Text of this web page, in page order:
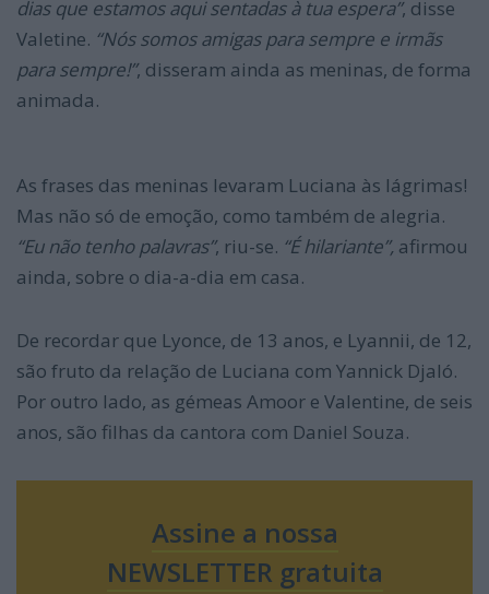
dias que estamos aqui sentadas à tua espera”, disse
Valetine. “Nós somos amigas para sempre e irmãs
para sempre!”, disseram ainda as meninas, de forma
animada.
As frases das meninas levaram Luciana às lágrimas!
Mas não só de emoção, como também de alegria.
“Eu não tenho palavras”, riu-se. “É hilariante”, afirmou
ainda, sobre o dia-a-dia em casa.
De recordar que Lyonce, de 13 anos, e Lyannii, de 12,
são fruto da relação de Luciana com Yannick Djaló.
Por outro lado, as gémeas Amoor e Valentine, de seis
anos, são filhas da cantora com Daniel Souza.
Assine a nossa
NEWSLETTER gratuita